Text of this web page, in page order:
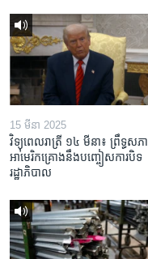
15 មីនា 2025
វិទ្យុពេលរាត្រី ១៤ មីនា៖ ព្រឹទ្ធសភា
អាមេរិកគ្រោងនឹងបញ្ចៀសការបិទ
រដ្ឋាភិបាល